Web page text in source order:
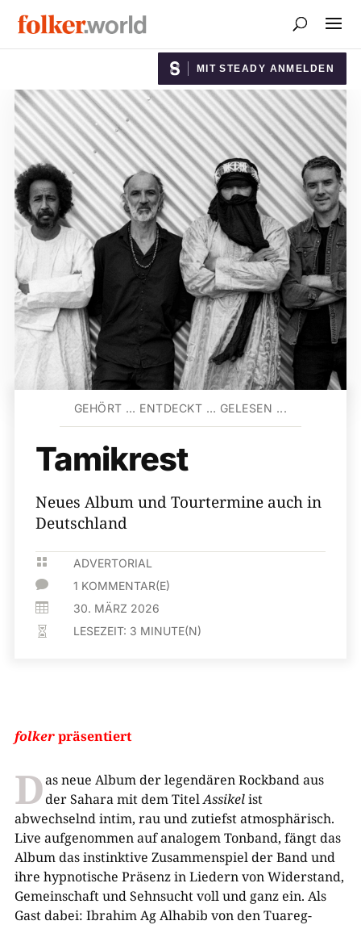
MIT STEADY ANMELDEN
GEHÖRT … ENTDECKT … GELESEN ...
Tamikrest
Neues Album und Tourtermine auch in
Deutschland
 ADVERTORIAL
 1 KOMMENTAR(E)
 30. MÄRZ 2026
 LESEZEIT: 3 MINUTE(N)
folkerpräsentiert
Das neue Album der legendären Rockband aus
der Sahara mit dem TitelAssikelist
abwechselnd intim, rau und zutiefst atmosphärisch.
Live aufgenommen auf analogem Tonband, fängt das
Album das instinktive Zusammenspiel der Band und
ihre hypnotische Präsenz in Liedern von Widerstand,
Gemeinschaft und Sehnsucht voll und ganz ein. Als
Gast dabei: Ibrahim Ag Alhabib von den Tuareg-